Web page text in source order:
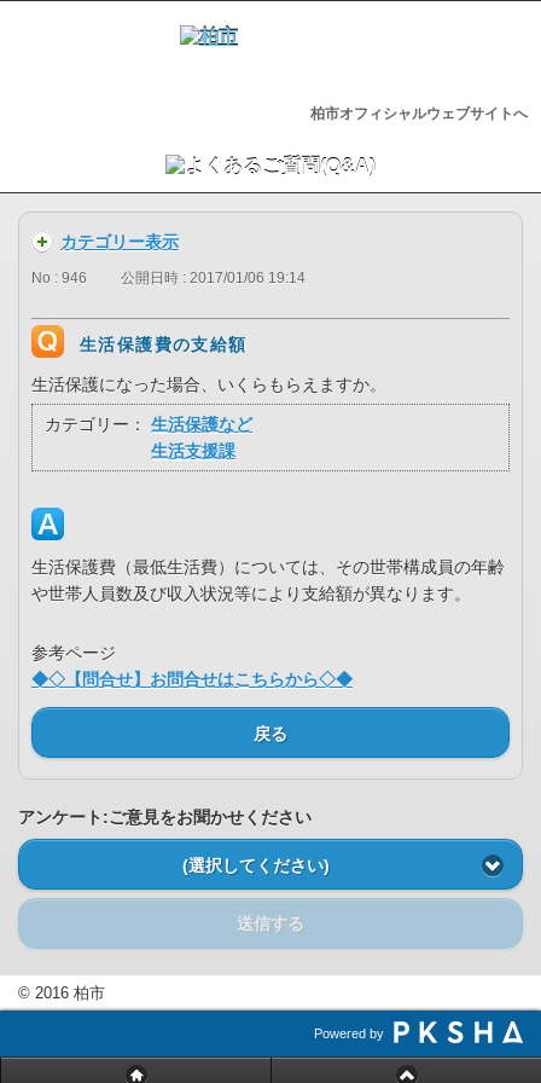
柏市オフィシャルウェブサイトへ
カテゴリー表示
No : 946 公開日時 : 2017/01/06 19:14
生活保護費の支給額
生活保護になった場合、いくらもらえますか。
カテゴリー：
生活保護など
生活支援課
生活保護費（最低生活費）については、その世帯構成員の年齢
や世帯人員数及び収入状況等により支給額が異なります。
参考ページ
◆◇【問合せ】お問合せはこちらから◇◆
戻る
アンケート:ご意見をお聞かせください
(選択してください)
送信する
© 2016 柏市
Powered by